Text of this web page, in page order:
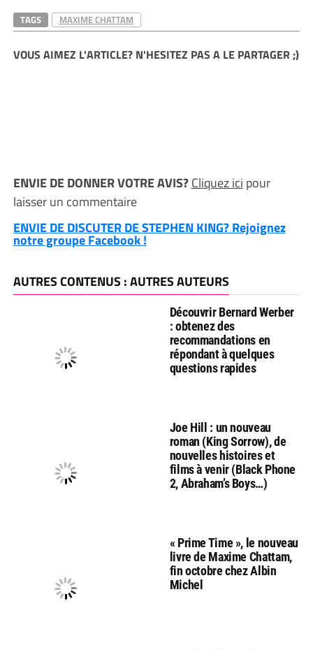
TAGS MAXIME CHATTAM
VOUS AIMEZ L'ARTICLE? N'HESITEZ PAS A LE PARTAGER ;)
ENVIE DE DONNER VOTRE AVIS?Cliquez ici pour
laisser un commentaire
ENVIE DE DISCUTER DE STEPHEN KING? Rejoignez
notre groupe Facebook !
AUTRES CONTENUS : AUTRES AUTEURS
Découvrir Bernard Werber
: obtenez des
recommandations en
répondant à quelques
questions rapides
Joe Hill : un nouveau
roman (King Sorrow), de
nouvelles histoires et
films à venir (Black Phone
2, Abraham’s Boys…)
« Prime Time », le nouveau
livre de Maxime Chattam,
fin octobre chez Albin
Michel